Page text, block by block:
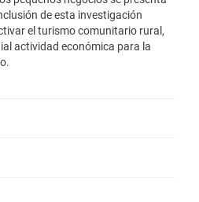
de esta investigación
el turismo comunitario rural,
actividad económica para la